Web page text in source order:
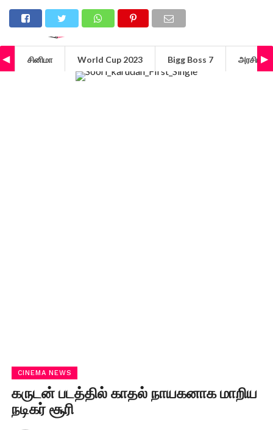
சினிமா World Cup 2023 Bigg Boss 7 அரசியல்
CINEMA NEWS
கருடன் படத்தில் காதல் நாயகனாக மாறிய
நடிகர் சூரி